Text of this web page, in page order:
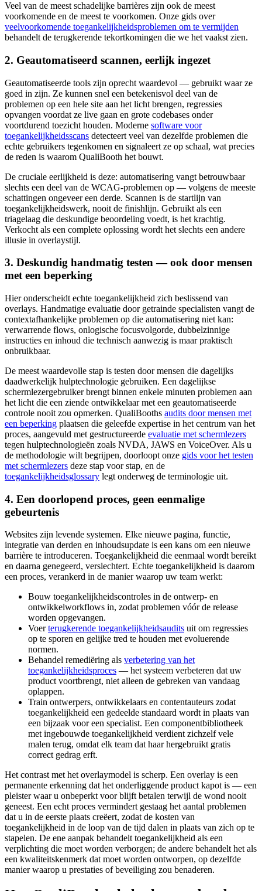
Veel van de meest schadelijke barrières zijn ook de meest
voorkomende en de meest te voorkomen. Onze gids over
veelvoorkomende toegankelijkheidsproblemen om te vermijden
behandelt de terugkerende tekortkomingen die we het vaakst zien.
2. Geautomatiseerd scannen, eerlijk ingezet
Geautomatiseerde tools zijn oprecht waardevol — gebruikt waar ze
goed in zijn. Ze kunnen snel een betekenisvol deel van de
problemen op een hele site aan het licht brengen, regressies
opvangen voordat ze live gaan en grote codebases onder
voortdurend toezicht houden. Moderne software voor
toegankelijkheidsscans detecteert veel van dezelfde problemen die
echte gebruikers tegenkomen en signaleert ze op schaal, wat precies
de reden is waarom QualiBooth het bouwt.
De cruciale eerlijkheid is deze: automatisering vangt betrouwbaar
slechts een deel van de WCAG-problemen op — volgens de meeste
schattingen ongeveer een derde. Scannen is de startlijn van
toegankelijkheidswerk, nooit de finishlijn. Gebruikt als een
triagelaag die deskundige beoordeling voedt, is het krachtig.
Verkocht als een complete oplossing wordt het slechts een andere
illusie in overlaystijl.
3. Deskundig handmatig testen — ook door mensen
met een beperking
Hier onderscheidt echte toegankelijkheid zich beslissend van
overlays. Handmatige evaluatie door getrainde specialisten vangt de
contextafhankelijke problemen op die automatisering niet kan:
verwarrende flows, onlogische focusvolgorde, dubbelzinnige
instructies en inhoud die technisch aanwezig is maar praktisch
onbruikbaar.
De meest waardevolle stap is testen door mensen die dagelijks
daadwerkelijk hulptechnologie gebruiken. Een dagelijkse
schermlezergebruiker brengt binnen enkele minuten problemen aan
het licht die een ziende ontwikkelaar met een geautomatiseerde
controle nooit zou opmerken. QualiBooths audits door mensen met
een beperking plaatsen die geleefde expertise in het centrum van het
proces, aangevuld met gestructureerde evaluatie met schermlezers
tegen hulptechnologieën zoals NVDA, JAWS en VoiceOver. Als u
de methodologie wilt begrijpen, doorloopt onze gids voor het testen
met schermlezers deze stap voor stap, en de
toegankelijkheidsglossary legt onderweg de terminologie uit.
4. Een doorlopend proces, geen eenmalige
gebeurtenis
Websites zijn levende systemen. Elke nieuwe pagina, functie,
integratie van derden en inhoudsupdate is een kans om een nieuwe
barrière te introduceren. Toegankelijkheid die eenmaal wordt bereikt
en daarna genegeerd, verslechtert. Echte toegankelijkheid is daarom
een proces, verankerd in de manier waarop uw team werkt:
Bouw toegankelijkheidscontroles in de ontwerp- en
ontwikkelworkflows in, zodat problemen vóór de release
worden opgevangen.
Voerterugkerende toegankelijkheidsaudits uit om regressies
op te sporen en gelijke tred te houden met evoluerende
normen.
Behandel remediëring als verbetering van het
toegankelijkheidsproces — het systeem verbeteren dat uw
product voortbrengt, niet alleen de gebreken van vandaag
oplappen.
Train ontwerpers, ontwikkelaars en contentauteurs zodat
toegankelijkheid een gedeelde standaard wordt in plaats van
een bijzaak voor een specialist. Een componentbibliotheek
met ingebouwde toegankelijkheid verdient zichzelf vele
malen terug, omdat elk team dat haar hergebruikt gratis
correct gedrag erft.
Het contrast met het overlaymodel is scherp. Een overlay is een
permanente erkenning dat het onderliggende product kapot is — een
pleister waar u onbeperkt voor blijft betalen terwijl de wond nooit
geneest. Een echt proces vermindert gestaag het aantal problemen
dat u in de eerste plaats creëert, zodat de kosten van
toegankelijkheid in de loop van de tijd dalen in plaats van zich op te
stapelen. De ene aanpak behandelt toegankelijkheid als een
verplichting die moet worden verborgen; de andere behandelt het als
een kwaliteitskenmerk dat moet worden ontworpen, op dezelfde
manier waarop u prestaties of beveiliging zou benaderen.